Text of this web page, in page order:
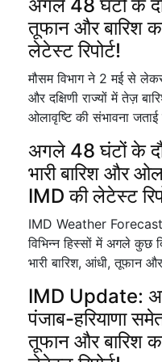
अगले 48 घंटों के
तूफान और बारिश
लेटेस्ट रिपोर्ट!
मौसम विभाग ने 2 मई से
और दक्षिणी राज्यों में तेज़
ओलावृष्टि की संभावना
अगले 48 घंटों के
भारी बारिश और
IMD की लेटेस्ट
IMD Weather Forecast:
विभिन्न हिस्सों में अगले कुछ
भारी बारिश, आंधी, तूफान
IMD Update:
पंजाब-हरियाणा
तूफान और बारिश